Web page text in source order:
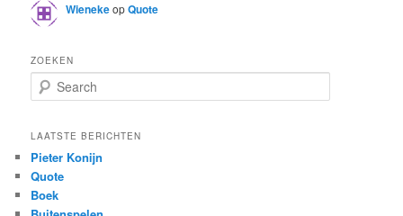
WienekeopQuote
ZOEKEN
e
r
h
LAATSTE BERICHTEN
Pieter Konijn
Quote
Boek